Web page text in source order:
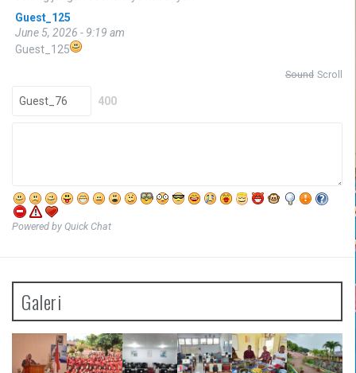
Guest_125
June 5, 2026 - 9:19 am
Guest_125
Scroll
Sound
400
Powered by Quick Chat
Galeri